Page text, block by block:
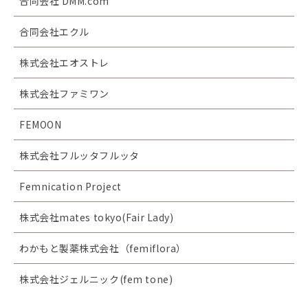
合同会社エクル
株式会社エオストレ
株式会社ファミワン
FEMOON
株式会社フルッタフルッタ
Femnication Project
株式会社mates tokyo(Fair Lady)
わかもと製薬株式会社（femiflora）
株式会社ジェルニック(fem tone)